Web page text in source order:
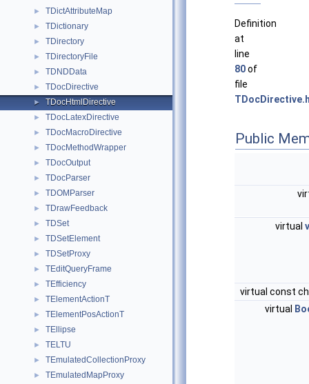
► TDictAttributeMap
► TDictionary
► TDirectory
► TDirectoryFile
► TDNDData
► TDocDirective
► TDocHtmlDirective
► TDocLatexDirective
► TDocMacroDirective
► TDocMethodWrapper
► TDocOutput
► TDocParser
► TDOMParser
► TDrawFeedback
► TDSet
► TDSetElement
► TDSetProxy
► TEditQueryFrame
► TEfficiency
► TElementActionT
► TElementPosActionT
► TEllipse
► TELTU
► TEmulatedCollectionProxy
► TEmulatedMapProxy
Definition
at
line
80of
file
Public
virtual
virtual const
virtual